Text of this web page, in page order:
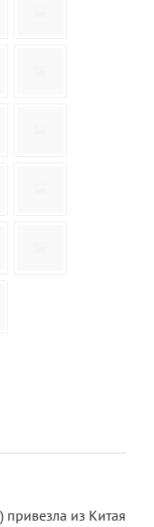
привезла из Китая